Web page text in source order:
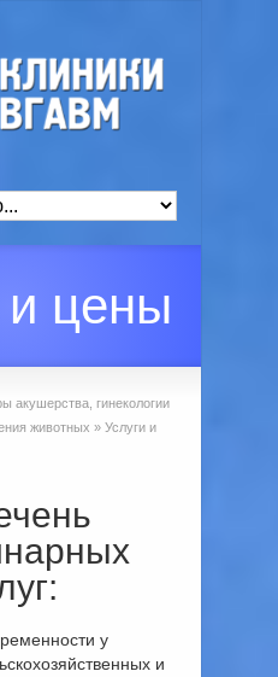
и цены
акушерства, гинекологии
животных » Услуги и
у
и